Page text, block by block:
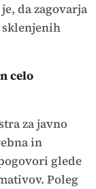
da zagovarja
sklenjenih
celo
za javno
in
glede
Poleg